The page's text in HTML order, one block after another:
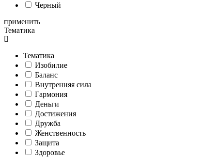
Черный
применить
Тематика
Тематика
Изобилие
Баланс
Внутренняя сила
Гармония
Деньги
Достижения
Дружба
Женственность
Защита
Здоровье